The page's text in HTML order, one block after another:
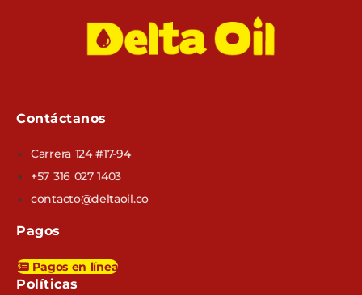
Contáctanos
Carrera 124 #17-94
+57 316 027 1403
contacto@deltaoil.co
Pagos
Pagos en línea
Políticas​